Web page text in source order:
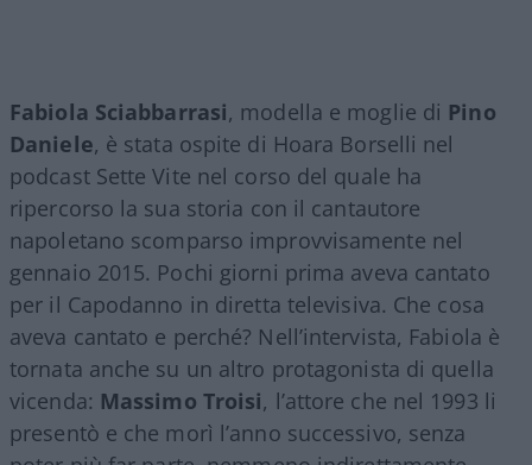
Fabiola Sciabbarrasi, modella e moglie di Pino
Daniele, è stata ospite di Hoara Borselli nel
podcast Sette Vite nel corso del quale ha
ripercorso la sua storia con il cantautore
napoletano scomparso improvvisamente nel
gennaio 2015. Pochi giorni prima aveva cantato
per il Capodanno in diretta televisiva. Che cosa
aveva cantato e perché? Nell’intervista, Fabiola è
tornata anche su un altro protagonista di quella
vicenda: Massimo Troisi, l’attore che nel 1993 li
presentò e che morì l’anno successivo, senza